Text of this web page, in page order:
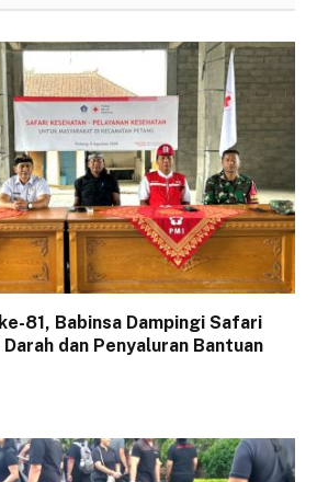
81, Babinsa Dampingi Safari
dan Penyaluran Bantuan